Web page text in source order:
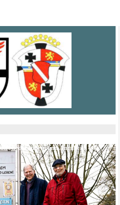
Niederaußem und Auenheim e.V.